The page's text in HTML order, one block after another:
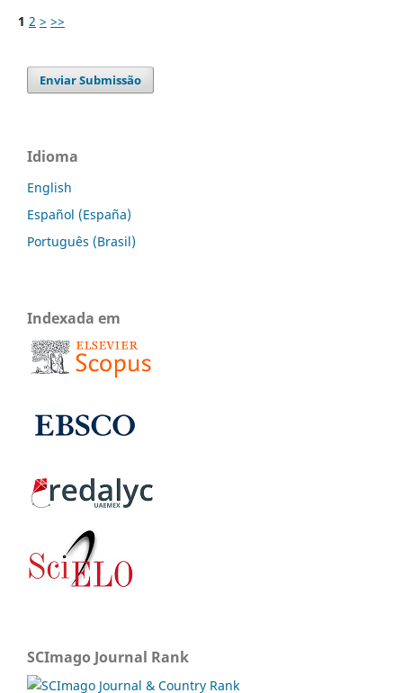
1 2 > >>
Enviar Submissão
Idioma
English
Español (España)
Português (Brasil)
Indexada em
SCImago Journal Rank